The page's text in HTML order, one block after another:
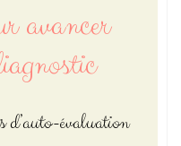
avancer
d’auto-évaluation